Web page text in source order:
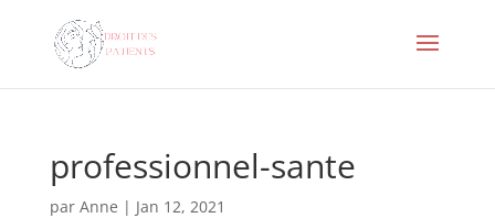
professionnel-sante
par Anne | Jan 12, 2021